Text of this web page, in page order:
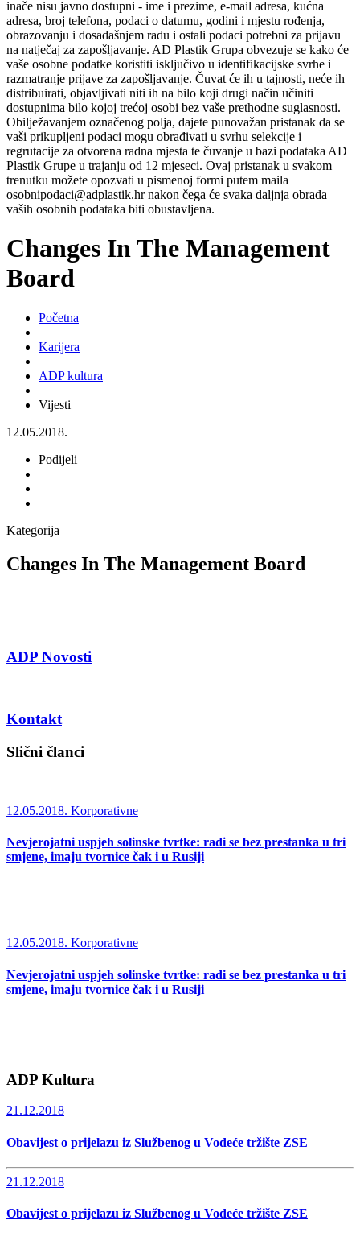
inače nisu javno dostupni - ime i prezime, e-mail adresa, kućna
adresa, broj telefona, podaci o datumu, godini i mjestu rođenja,
obrazovanju i dosadašnjem radu i ostali podaci potrebni za prijavu
na natječaj za zapošljavanje. AD Plastik Grupa obvezuje se kako će
vaše osobne podatke koristiti isključivo u identifikacijske svrhe i
razmatranje prijave za zapošljavanje. Čuvat će ih u tajnosti, neće ih
distribuirati, objavljivati niti ih na bilo koji drugi način učiniti
dostupnima bilo kojoj trećoj osobi bez vaše prethodne suglasnosti.
Obilježavanjem označenog polja, dajete punovažan pristanak da se
vaši prikupljeni podaci mogu obrađivati u svrhu selekcije i
regrutacije za otvorena radna mjesta te čuvanje u bazi podataka AD
Plastik Grupe u trajanju od 12 mjeseci. Ovaj pristanak u svakom
trenutku možete opozvati u pismenoj formi putem maila
osobnipodaci@adplastik.hr nakon čega će svaka daljnja obrada
vaših osobnih podataka biti obustavljena.
Changes In The Management
Board
Početna
Karijera
ADP kultura
Vijesti
12.05.2018.
Podijeli
Kategorija
Changes In The Management Board
ADP Novosti
Kontakt
Slični članci
12.05.2018. Korporativne
Nevjerojatni uspjeh solinske tvrtke: radi se bez prestanka u tri
smjene, imaju tvornice čak i u Rusiji
12.05.2018. Korporativne
Nevjerojatni uspjeh solinske tvrtke: radi se bez prestanka u tri
smjene, imaju tvornice čak i u Rusiji
ADP Kultura
21.12.2018
Obavijest o prijelazu iz Službenog u Vodeće tržište ZSE
21.12.2018
Obavijest o prijelazu iz Službenog u Vodeće tržište ZSE